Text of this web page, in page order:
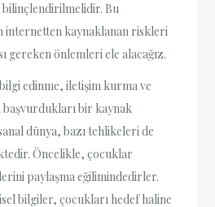
Bu
internetten kaynaklanan riskleri
gereken önlemleri ele alacağız.
edinme, iletişim kurma ve
başvurdukları bir kaynak
dünya, bazı tehlikeleri de
Öncelikle, çocuklar
paylaşma eğilimindedirler.
bilgiler, çocukları hedef haline